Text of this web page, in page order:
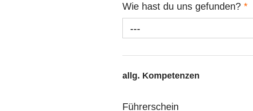
Wie hast du uns gefunden? *
---
allg. Kompetenzen
Führerschein